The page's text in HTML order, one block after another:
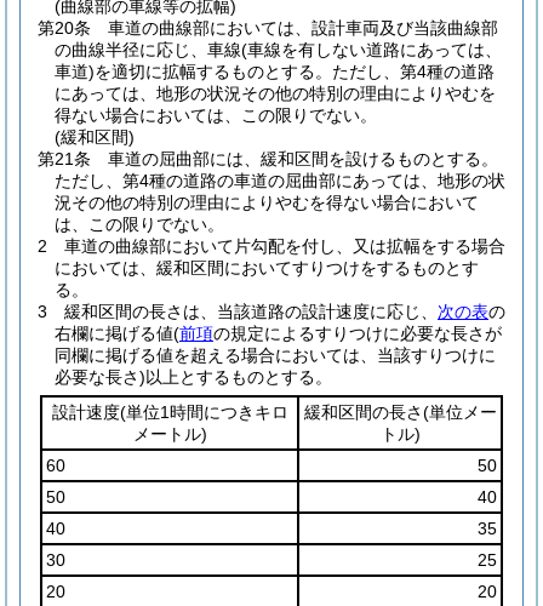
(曲線部の車線等の拡幅)
第20条
車道の曲線部においては、設計車両及び当該曲線部
の曲線半径に応じ、車線(車線を有しない道路にあっては、
車道)を適切に拡幅するものとする。 ただし、第4種の道路
にあっては、地形の状況その他の特別の理由によりやむを
得ない場合においては、この限りでない。
(緩和区間)
第21条
車道の屈曲部には、緩和区間を設けるものとする。
ただし、第4種の道路の車道の屈曲部にあっては、地形の状
況その他の特別の理由によりやむを得ない場合において
は、この限りでない。
2
車道の曲線部において片勾配を付し、又は拡幅をする場合
においては、緩和区間においてすりつけをするものとす
る。
3
緩和区間の長さは、当該道路の設計速度に応じ、 次の表の
右欄に掲げる値(前項の規定によるすりつけに必要な長さが
同欄に掲げる値を超える場合においては、当該すりつけに
必要な長さ)以上とするものとする。
設計速度(単位1時間につきキロ
メートル)
緩和区間の長さ(単位メー
トル)
60
50
50
40
40
35
30
25
20
20